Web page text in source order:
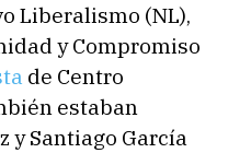
Liberalismo (NL),
y Compromiso
de Centro
estaban
y Santiago García